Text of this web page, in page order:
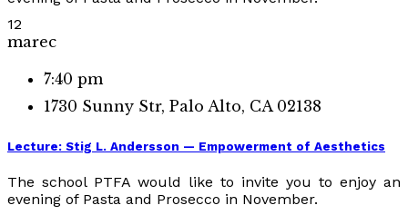
12
marec
7:40 pm
1730 Sunny Str, Palo Alto, CA 02138
Lecture: Stig L. Andersson — Empowerment of Aesthetics
The school PTFA would like to invite you to enjoy an
evening of Pasta and Prosecco in November.